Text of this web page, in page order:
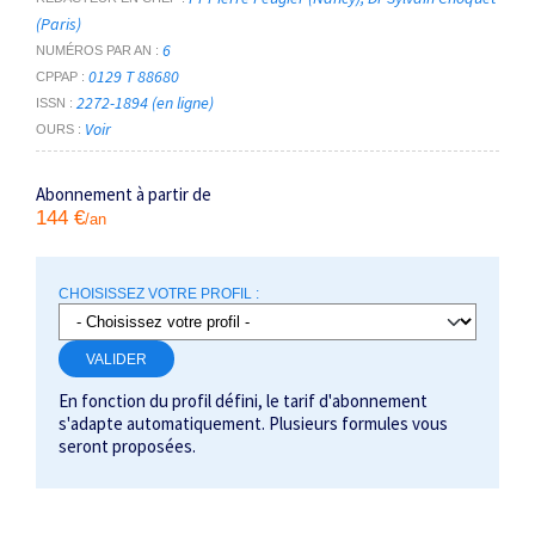
NOS FORFAITS D'ARTICLES
(Paris)
NUMÉROS PAR AN 6
CPPAP 0129 T 88680
ISSN 2272-1894 (en ligne)
OURS Voir
Abonnement à partir de
144 €/an
CHOISISSEZ VOTRE PROFIL :
VALIDER
En fonction du profil défini, le tarif d'abonnement
s'adapte automatiquement. Plusieurs formules vous
seront proposées.